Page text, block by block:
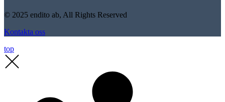
© 2025 endito ab, All Rights Reserved
Kontakta oss
top